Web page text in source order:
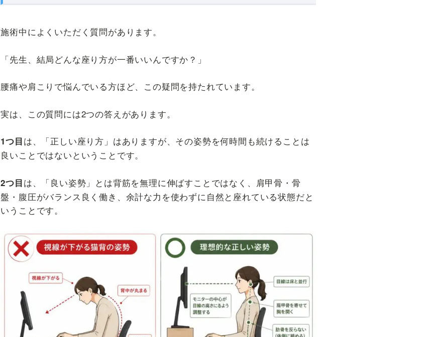
施術中によくいただく質問があります。
「先生、結局どんな座り方が一番いいんですか？」
腰痛や肩こりで悩んでいる方ほど、この疑問を持たれています。
実は、この質問には2つの答えがあります。
1つ目は、「正しい座り方」はありますが、その姿勢を何時間も続けることは
良いことではないということです。
2つ目は、「良い姿勢」とは背筋を無理に伸ばすことではなく、肩甲骨・骨
盤・腹圧がバランス良く働き、余計な力を使わずに自然と座れている状態だと
いうことです。